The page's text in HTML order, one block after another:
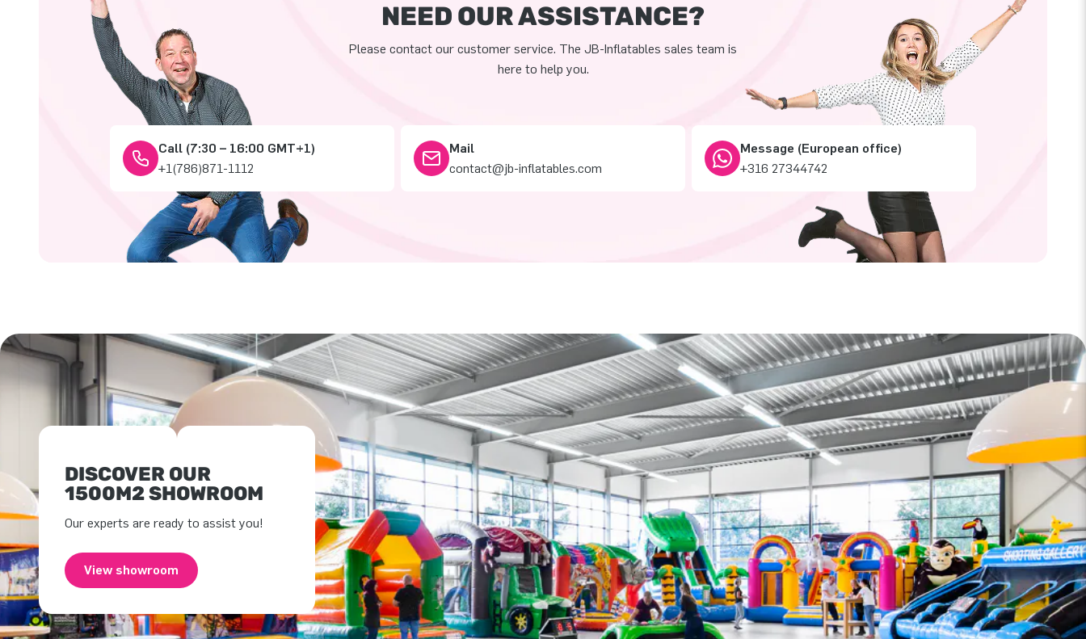
NEED OUR ASSISTANCE?
Please contact our customer service. The JB-Inflatables sales team is
here to help you.
Call (7:30 – 16:00 GMT+1)
+1(786)871-1112
Mail
contact@jb-inflatables.com
Message (European office)
+316 27344742
DISCOVER OUR
1500M2 SHOWROOM
Our experts are ready to assist you!
View showroom